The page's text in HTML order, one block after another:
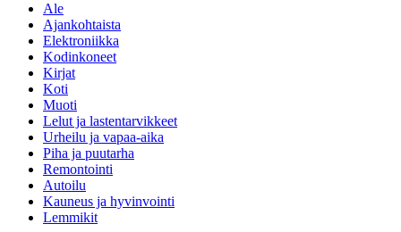
Ale
Ajankohtaista
Elektroniikka
Kodinkoneet
Kirjat
Koti
Muoti
Lelut ja lastentarvikkeet
Urheilu ja vapaa-aika
Piha ja puutarha
Remontointi
Autoilu
Kauneus ja hyvinvointi
Lemmikit